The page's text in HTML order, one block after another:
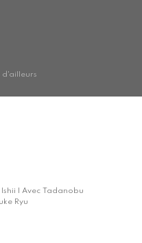
d'ailleurs
| Avec Tadanobu
Ryu